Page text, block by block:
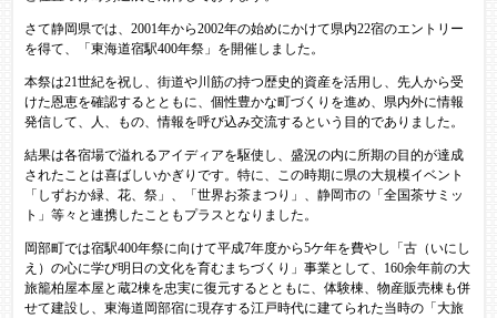
さて静岡県では、2001年から2002年の始めにかけて県内22宿のエントリー
を得て、「東海道宿駅400年祭」を開催しました。
本祭は21世紀を祝し、街道や川筋の持つ歴史的資産を活用し、先人から受
けた恩恵を確認するとともに、個性豊かな町づくりを進め、県内外に情報
発信して、人、もの、情報を呼び込み交流するという目的でありました。
結果は各宿場で溢れるアイディアを駆使し、盛況の内に所期の目的が達成
されたことは喜ばしいかぎりです。特に、この時期に県の大規模イベント
「しずおか緑、花、祭」、「世界お茶まつり」、静岡市の「全国茶サミッ
ト」等々と連携したこともプラスとなりました。
岡部町では宿駅400年祭に向けて平成7年度から5ケ年を費やし「古（いにし
え）の心に学び明日の文化を育むまちづくり」事業として、160余年前の大
旅籠柏屋本屋と蔵2棟を忠実に復元するとともに、体験棟、物産販売棟も併
せて建設し、東海道岡部宿に現存する江戸時代に建てられた当時の「大旅